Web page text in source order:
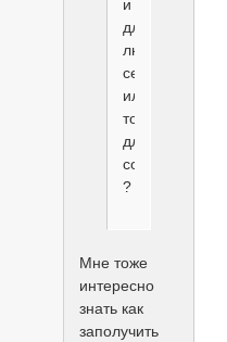
и
для
людей
серия
или
только
для
собак
?
Мне тоже
интересно
знать как
заполучить